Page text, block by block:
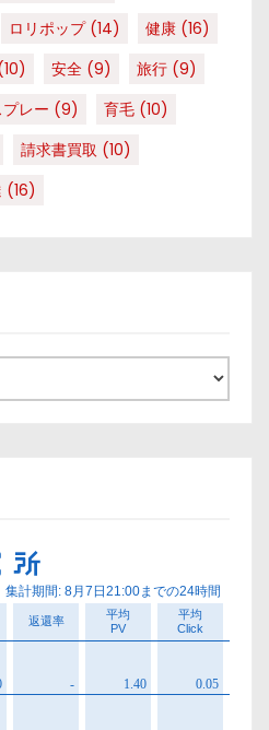
ロリポップ(14) 健康 (16)
安全 (9) 旅行 (9)
レー (9) 育毛 (10)
請求書買取 (10)
(16)